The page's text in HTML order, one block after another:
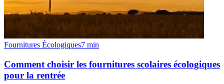
Fournitures Écologiques7 min
Comment choisir les fournitures scolaires écologiques
pour la rentrée